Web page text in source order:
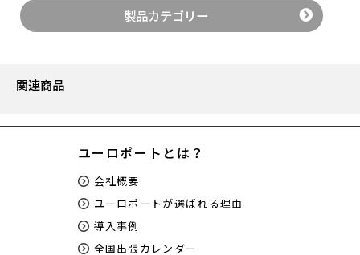
製品カテゴリー
関連商品
ユーロポートとは？
会社概要
ユーロポートが選ばれる理由
導入事例
全国出張カレンダー